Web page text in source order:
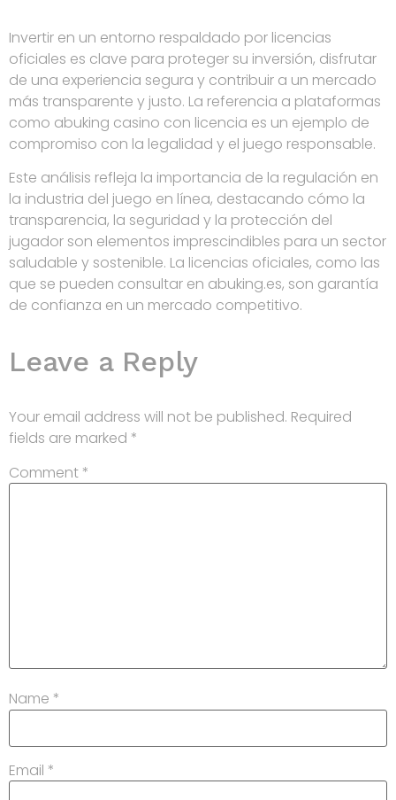
Invertir en un entorno respaldado por licencias
oficiales es clave para proteger su inversión, disfrutar
de una experiencia segura y contribuir a un mercado
más transparente y justo. La referencia a plataformas
como abuking casino con licencia es un ejemplo de
compromiso con la legalidad y el juego responsable.
Este análisis refleja la importancia de la regulación en
la industria del juego en línea, destacando cómo la
transparencia, la seguridad y la protección del
jugador son elementos imprescindibles para un sector
saludable y sostenible. La licencias oficiales, como las
que se pueden consultar en abuking.es, son garantía
de confianza en un mercado competitivo.
Leave a Reply
Your email address will not be published. Required
fields are marked *
Comment *
Name *
Email *